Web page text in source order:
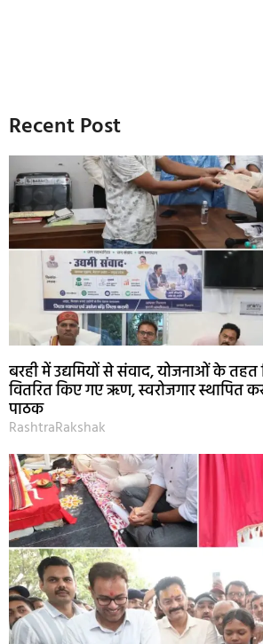
Recent Post
बरही में उद्यमियों से संवाद, योजनाओं के तहत
वितरित किए गए ऋण, स्वरोजगार स्थापित
पाठक
RashtraRakshak